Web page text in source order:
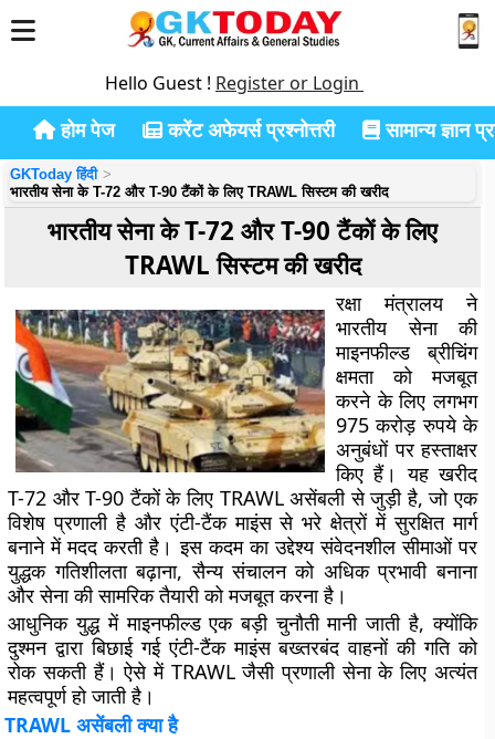
Hello Guest ! Register or Login
होम पेज करेंट अफेयर्स प्रश्नोत्तरी सामान्य ज्ञान
GKToday हिंदी
भारतीय सेना के T-72 और T-90 टैंकों के लिए TRAWL सिस्टम की खरीद
भारतीय सेना के T-72 और T-90 टैंकों के लिए
TRAWL सिस्टम की खरीद
रक्षा मंत्रालय ने
भारतीय सेना की
माइनफील्ड ब्रीचिंग
क्षमता को मजबूत
करने के लिए लगभग
975 करोड़ रुपये के
अनुबंधों पर हस्ताक्षर
किए हैं। यह खरीद
T-72 और T-90 टैंकों के लिए TRAWL असेंबली से जुड़ी है, जो एक
विशेष प्रणाली है और एंटी-टैंक माइंस से भरे क्षेत्रों में सुरक्षित मार्ग
बनाने में मदद करती है। इस कदम का उद्देश्य संवेदनशील सीमाओं पर
युद्धक गतिशीलता बढ़ाना, सैन्य संचालन को अधिक प्रभावी बनाना
और सेना की सामरिक तैयारी को मजबूत करना है।
आधुनिक युद्ध में माइनफील्ड एक बड़ी चुनौती मानी जाती है, क्योंकि
दुश्मन द्वारा बिछाई गई एंटी-टैंक माइंस बख्तरबंद वाहनों की गति को
रोक सकती हैं। ऐसे में TRAWL जैसी प्रणाली सेना के लिए अत्यंत
महत्वपूर्ण हो जाती है।
TRAWL असेंबली क्या है